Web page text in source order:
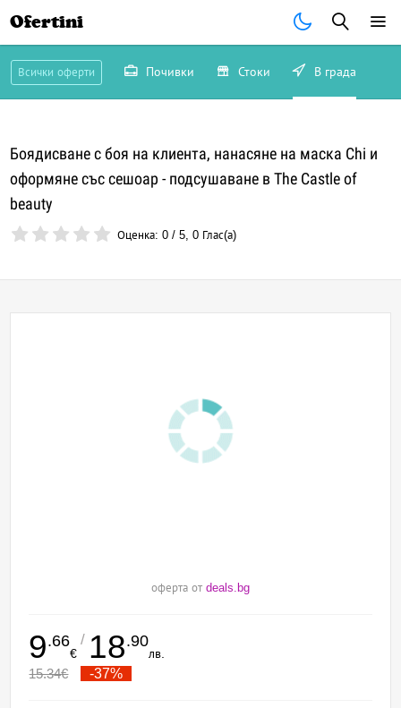
Ofertini
Всички оферти Почивки Стоки В града
Боядисване с боя на клиента, нанасяне на маска Chi и
оформяне със сешоар - подсушаване в The Castle of
beauty
Оценка:0 /5,0 Глас(а)
оферта от deals.bg
9.66
€
/ 18.90
лв.
15.34€ -37%